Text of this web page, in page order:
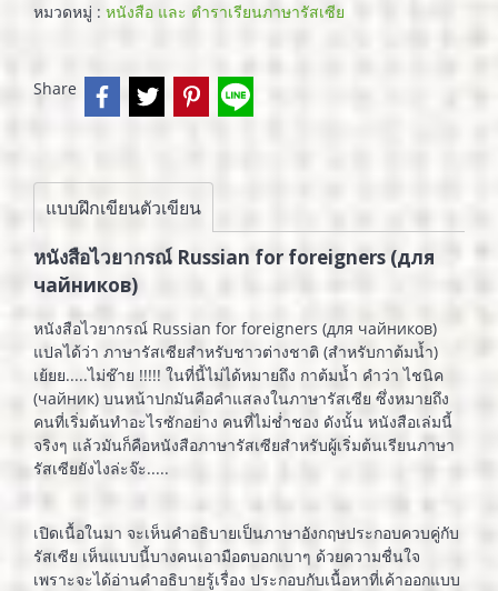
หมวดหมู่ : หนังสือ และ ตำราเรียนภาษารัสเซีย
Share
แบบฝึกเขียนตัวเขียน
หนังสือไวยากรณ์ Russian for foreigners (для
чайников)
หนังสือไวยากรณ์ Russian for foreigners (для чайников)
แปลได้ว่า ภาษารัสเซียสำหรับชาวต่างชาติ (สำหรับกาต้มน้ำ)
เย้ยย.....ไม่ช๊าย !!!!! ในที่นี้ไม่ได้หมายถึง กาต้มน้ำ คำว่า ไชนิค
(чайник) บนหน้าปกมันคือคำแสลงในภาษารัสเซีย ซึ่งหมายถึง
คนที่เริ่มต้นทำอะไรซักอย่าง คนที่ไม่ช่ำชอง ดังนั้น หนังสือเล่มนี้
จริงๆ แล้วมันก็คือหนังสือภาษารัสเซียสำหรับผู้เริ่มต้นเรียนภาษา
รัสเซียยังไงล่ะจ๊ะ.....
เปิดเนื้อในมา จะเห็นคำอธิบายเป็นภาษาอังกฤษประกอบควบคู่กับ
รัสเซีย เห็นแบบนี้บางคนเอามือตบอกเบาๆ ด้วยความชื่นใจ
เพราะจะได้อ่านคำอธิบายรู้เรื่อง ประกอบกับเนื้อหาที่เค้าออกแบบ